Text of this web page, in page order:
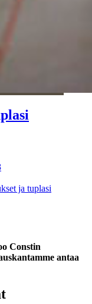
ja tuplasi
Constin
antaa